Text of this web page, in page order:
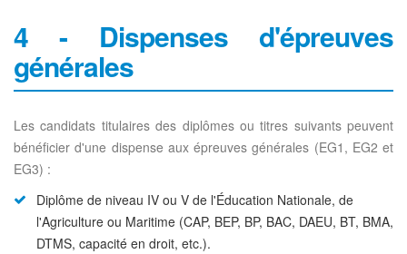
4 - Dispenses d'épreuves
générales
Les candidats titulaires des diplômes ou titres suivants peuvent
bénéficier d'une dispense aux épreuves générales (EG1, EG2 et
EG3) :
Diplôme de niveau IV ou V de l'Éducation Nationale, de
l'Agriculture ou Maritime (CAP, BEP, BP, BAC, DAEU, BT, BMA,
DTMS, capacité en droit, etc.).